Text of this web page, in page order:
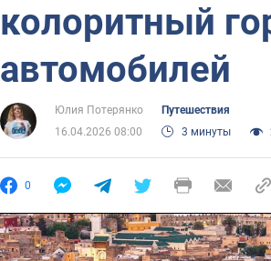
колоритный
автомобилей
Юлия Потерянко
Путешествия
16.04.2026 08:00
3 минуты
0